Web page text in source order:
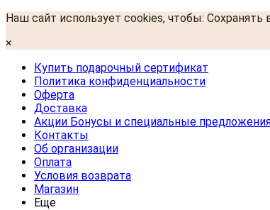
Наш сайт использует cookies, чтобы:
×
Купить подарочный сертификат
Политика конфиденциальности
Оферта
Доставка
Акции Бонусы и специальные
Контакты
Об организации
Оплата
Условия возврата
Магазин
Еще